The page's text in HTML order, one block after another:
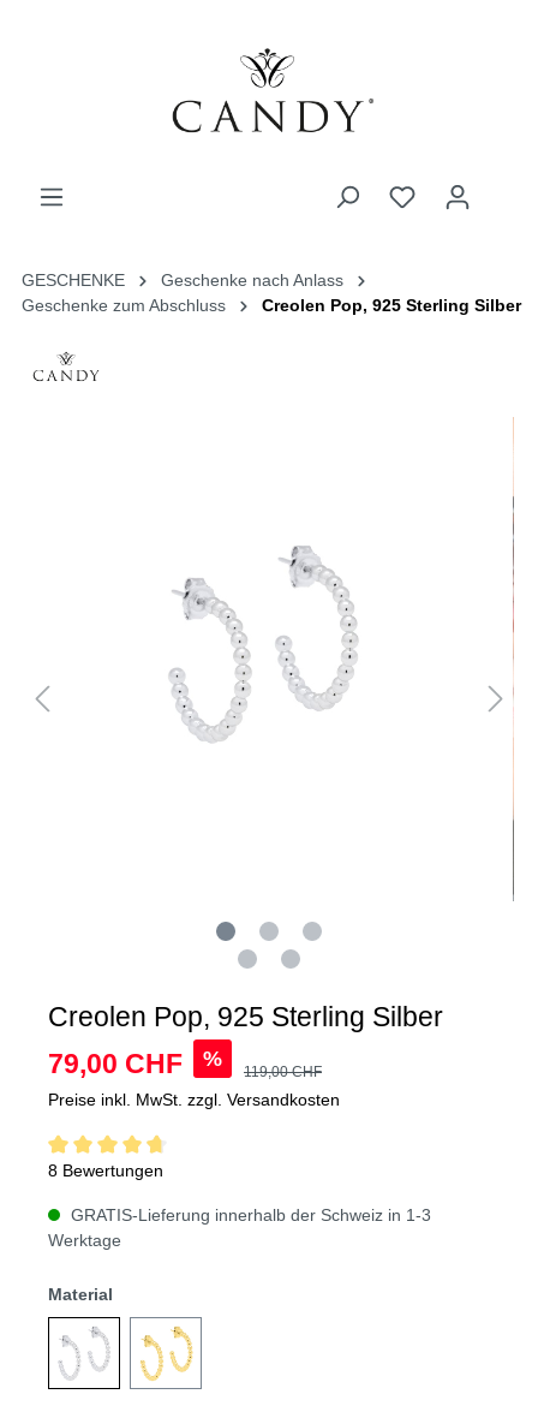
GESCHENKE
Geschenke nach Anlass
Geschenke zum Abschluss
Creolen Pop, 925 Sterling Silber
Creolen Pop, 925 Sterling Silber
79,00 CHF
%
119,00 CHF
Preise inkl. MwSt. zzgl. Versandkosten
8 Bewertungen
GRATIS-Lieferung innerhalb der Schweiz in 1-3
Werktage
Material